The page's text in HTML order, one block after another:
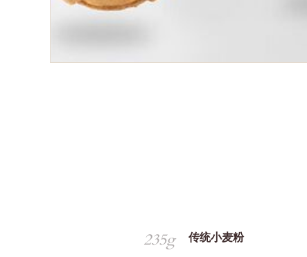
235g 传统小麦粉